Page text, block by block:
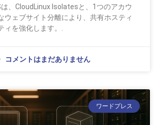
、CloudLinux Isolatesと、1つのアカウ
ウェブサイト分離により、共有ホスティ
ィを強化します。.
コメントはまだありません
ワードプレス